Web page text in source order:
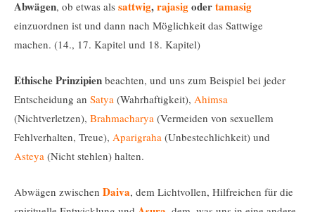
Abwägen, ob etwas als sattwig,rajasigodertamasig
einzuordnen ist und dann nach Möglichkeit das Sattwige
machen. (14., 17. Kapitel und 18. Kapitel)
Ethische Prinzipien beachten, und uns zum Beispiel bei jeder
Entscheidung an Satya (Wahrhaftigkeit), Ahimsa
(Nichtverletzen), Brahmacharya (Vermeiden von sexuellem
Fehlverhalten, Treue), Aparigraha (Unbestechlichkeit) und
Asteya (Nicht stehlen) halten.
Abwägen zwischen Daiva, dem Lichtvollen, Hilfreichen für die